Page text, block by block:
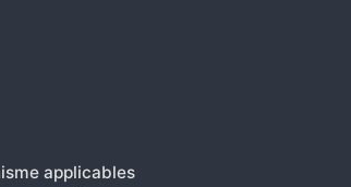
applicables